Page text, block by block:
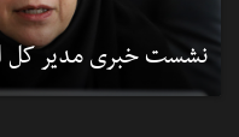
نشست خبری مدیر کل